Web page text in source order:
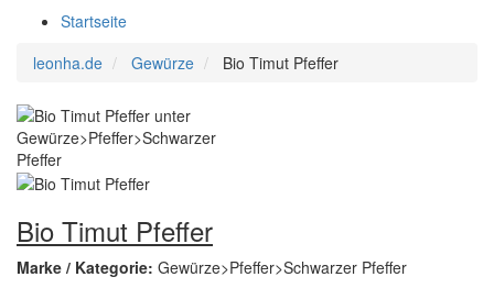
Startseite
leonha.de
Gewürze Bio Timut Pfeffer
Bio Timut Pfeffer
Marke / Kategorie: Gewürze>Pfeffer>Schwarzer Pfeffer